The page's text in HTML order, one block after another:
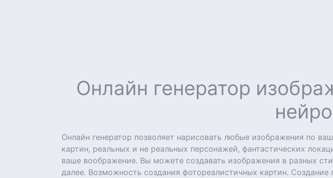
Онлайн генератор
Онлайн генератор позволяет нарисовать любые изображения по
картин, реальных и не реальных персонажей, фантастических
ваше воображение. Вы можете создавать изображения в разных
далее. Возможность создания фотореалистичных картин.